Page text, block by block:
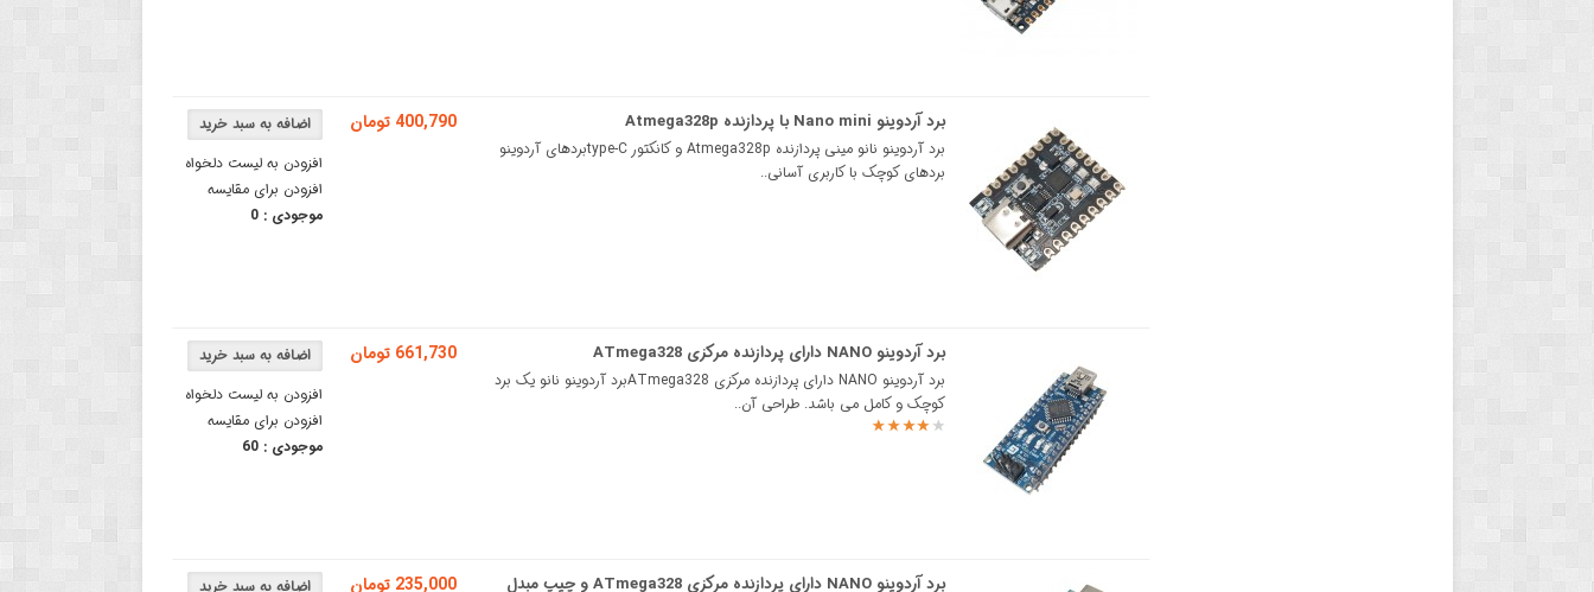
افزودن به لیست دلخواه
افزودن برای مقایسه
موجودی :0
400,790 تومان برد آردوینو Nano mini با پردازنده Atmega328p
برد آردوینو نانو مینی پردازنده Atmega328p و کانکتور type-Cبردهای آردوینو
بردهای کوچک با کاربری آسانی..
افزودن به لیست دلخواه
افزودن برای مقایسه
موجودی :60
661,730 تومان برد آردوینو NANO دارای پردازنده مرکزی ATmega328
برد آردوینو NANO دارای پردازنده مرکزی ATmega328برد آردوینو نانو یک برد
کوچک و کامل می باشد. طراحی آن..
235,000 تومان برد آردوینو NANO دارای پردازنده مرکزی ATmega328 و چیپ مبدل